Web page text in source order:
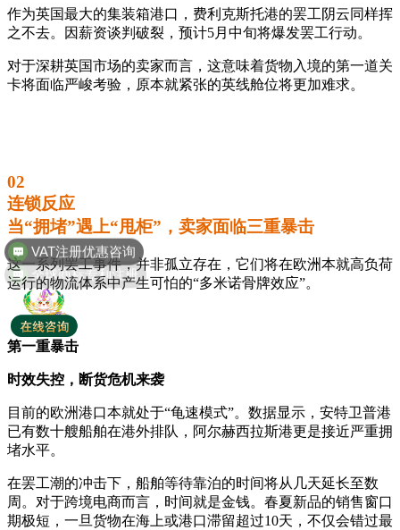
作为英国最大的集装箱港口，费利克斯托港的罢工阴云同样挥
之不去。因薪资谈判破裂，预计5月中旬将爆发罢工行动。
对于深耕英国市场的卖家而言，这意味着货物入境的第一道关
卡将面临严峻考验，原本就紧张的英线舱位将更加难求。
02
连锁反应
当“拥堵”遇上“甩柜”，卖家面临三重暴击
这一系列罢工事件，并非孤立存在，它们将在欧洲本就高负荷
运行的物流体系中产生可怕的“多米诺骨牌效应”。
第一重暴击
时效失控，断货危机来袭
目前的欧洲港口本就处于“龟速模式”。数据显示，安特卫普港
已有数十艘船舶在港外排队，阿尔赫西拉斯港更是接近严重拥
堵水平。
在罢工潮的冲击下，船舶等待靠泊的时间将从几天延长至数
周。对于跨境电商而言，时间就是金钱。春夏新品的销售窗口
期极短，一旦货物在海上或港口滞留超过10天，不仅会错过最
全球商标专利注册